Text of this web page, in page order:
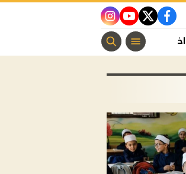
facebook
twitter
youtube
instagram
اخبار الفن منوعات مسيحية